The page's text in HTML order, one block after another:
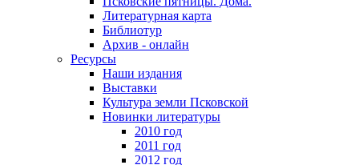
Литературная карта
Библиотур
Архив - онлайн
Ресурсы
Наши издания
Выставки
Культура земли Псковской
Новинки литературы
2010 год
2011 год
2012 год